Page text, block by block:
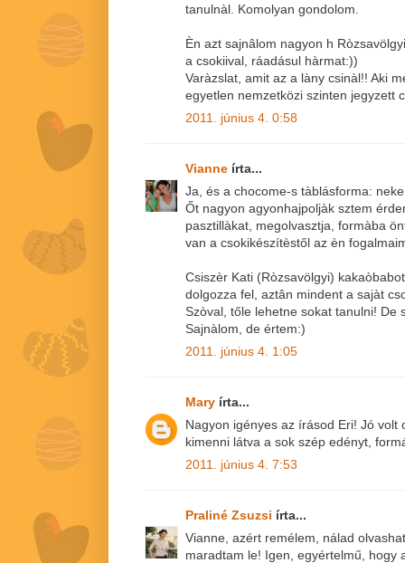
tanulnàl. Komolyan gondolom.
Èn azt sajnâlom nagyon h
a csokiival, ráadásul hàrmat:))
Varàzslat, amit az a làny csinàl!! Aki
egyetlen nemzetközi szinten jegyzett
2011. június 4. 0:58
Vianne írta...
Ja, és a chocome-s tàblásforma:
Őt nagyon agyonhajpoljàk sztem
pasztillàkat, megolvasztja, formàba
van a csokikészítèstől az èn
Csiszèr Kati (Ròzsavölgyi)
dolgozza fel, aztân mindent a sajàt
Szòval, tőle lehetne sokat tanulni! De
Sajnàlom, de értem:)
2011. június 4. 1:05
Mary írta...
Nagyon igényes az írásod Eri! Jó volt
kimenni látva a sok szép edényt,
2011. június 4. 7:53
Praliné Zsuzsi írta...
Vianne, azért remélem, nálad
maradtam le! Igen, egyértelmű, hogy